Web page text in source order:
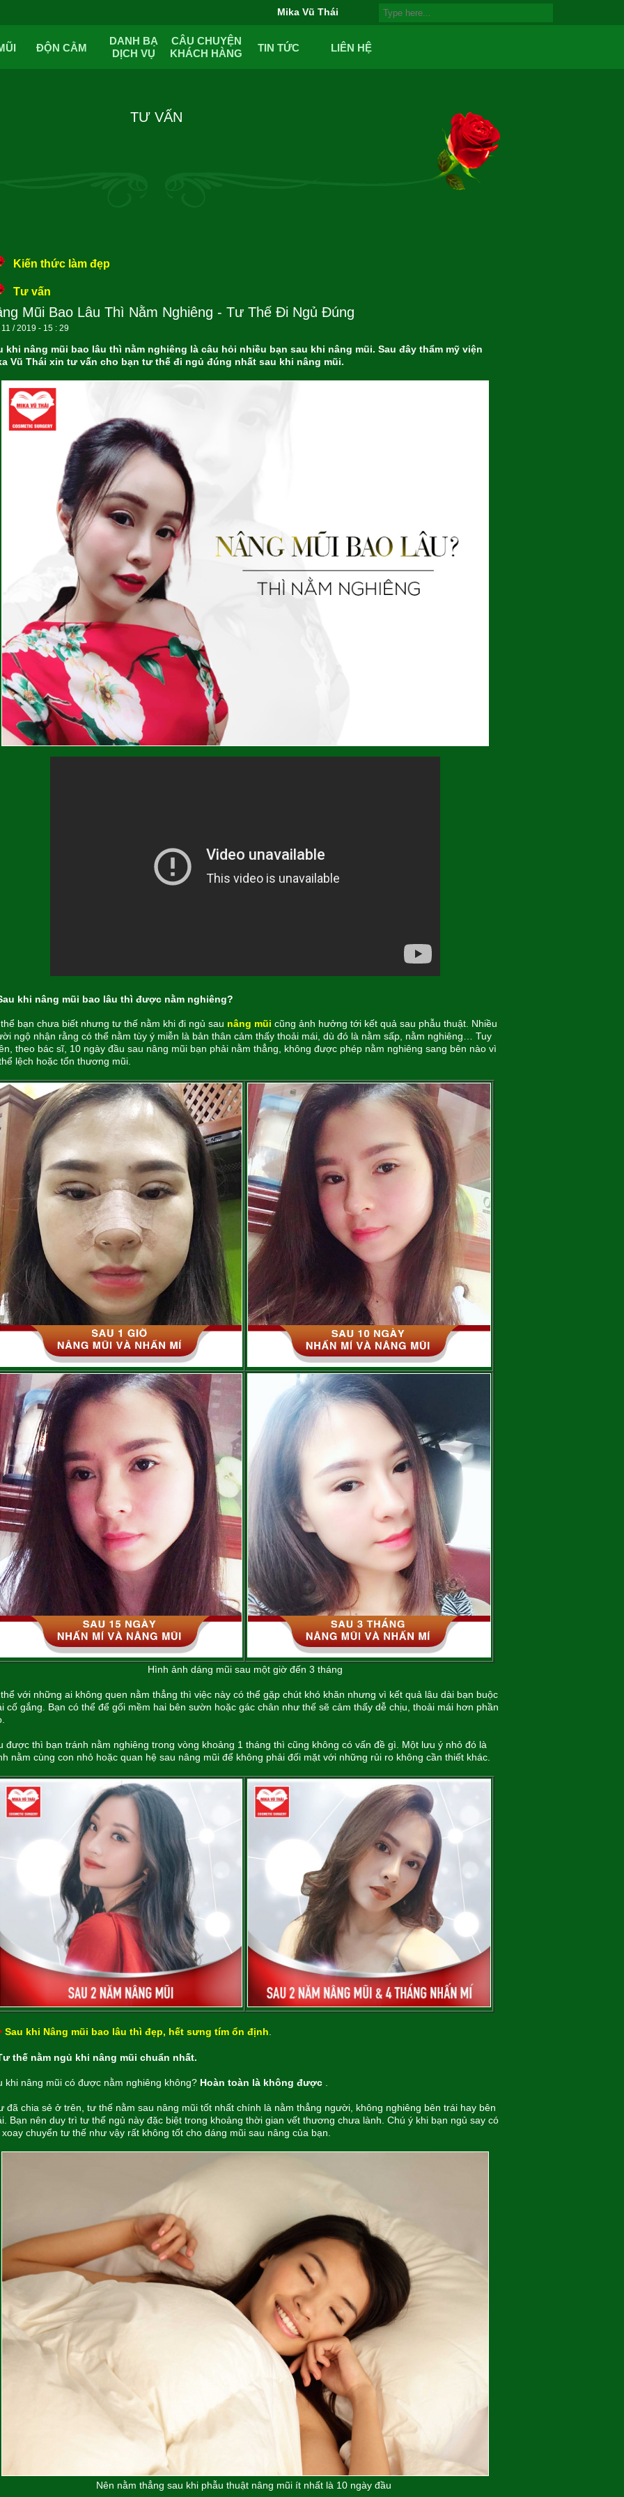
Mika Vũ Thái
ĐỘN CẰM
DANH BẠ
DỊCH VỤ
CÂU CHUYỆN
KHÁCH HÀNG
TIN TỨC LIÊN HỆ
TƯ VẤN
Kiến thức làm đẹp
Tư vấn
Mũi Bao Lâu Thì Nằm Nghiêng - Tư Thế Đi Ngủ Đúng
/ 2019 - 15 : 29
khi nâng mũi bao lâu thì nằm nghiêng là câu hỏi nhiều bạn sau khi nâng mũi. Sau đây thẩm mỹ viện
Vũ Thái xin tư vấn cho bạn tư thế đi ngủ đúng nhất sau khi nâng mũi.
khi nâng mũi bao lâu thì được nằm nghiêng?
bạn chưa biết nhưng tư thế nằm khi đi ngủ sau nâng mũi cũng ảnh hưởng tới kết quả sau phẫu thuật. Nhiều
ngộ nhận rằng có thể nằm tùy ý miễn là bản thân cảm thấy thoải mái, dù đó là nằm sấp, nằm nghiêng… Tuy
theo bác sĩ, 10 ngày đầu sau nâng mũi bạn phải nằm thẳng, không được phép nằm nghiêng sang bên nào vì
lệch hoặc tổn thương mũi.
Hình ảnh dáng mũi sau một giờ đến 3 tháng
với những ai không quen nằm thẳng thì việc này có thể gặp chút khó khăn nhưng vì kết quả lâu dài bạn buộc
cố gắng. Bạn có thể để gối mềm hai bên sườn hoặc gác chân như thế sẽ cảm thấy dễ chịu, thoải mái hơn phần
được thì bạn tránh nằm nghiêng trong vòng khoảng 1 tháng thì cũng không có vấn đề gì. Một lưu ý nhỏ đó là
nằm cùng con nhỏ hoặc quan hệ sau nâng mũi để không phải đối mặt với những rủi ro không cần thiết khác.
Sau khi Nâng mũi bao lâu thì đẹp, hết sưng tím ổn định
thế nằm ngủ khi nâng mũi chuẩn nhất.
khi nâng mũi có được nằm nghiêng không? Hoàn toàn là không được
đã chia sẻ ở trên, tư thế nằm sau nâng mũi tốt nhất chính là nằm thẳng người, không nghiêng bên trái hay bên
Bạn nên duy trì tư thế ngủ này đặc biệt trong khoảng thời gian vết thương chưa lành. Chú ý khi bạn ngủ say có
xoay chuyển tư thế như vậy rất không tốt cho dáng mũi sau nâng của bạn.
Nên nằm thẳng sau khi phẫu thuật nâng mũi ít nhất là 10 ngày đầu